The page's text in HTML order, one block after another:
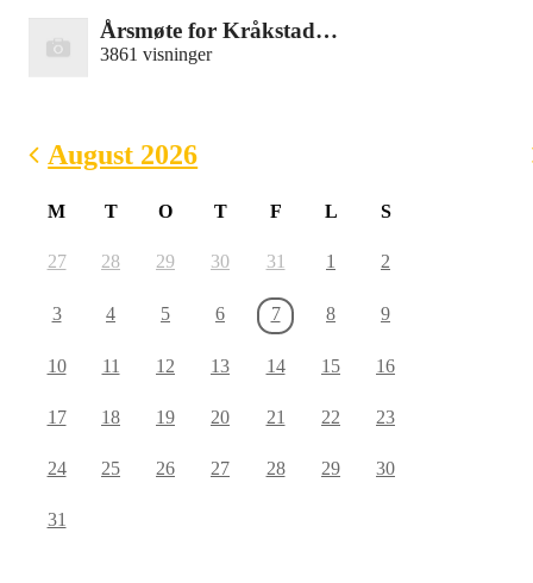
Årsmøte for Kråkstad…
3861 visninger
August 2026
M T O T F L S
27 28 29 30 31 1 2
3 4 5 6 7 8 9
10 11 12 13 14 15 16
17 18 19 20 21 22 23
24 25 26 27 28 29 30
31